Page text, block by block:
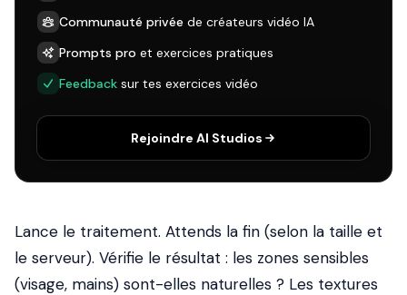
Communauté privée de créateurs vidéo IA
Prompts pro et exercices pratiques
Feedback sur tes exercices vidéo
Rejoindre AI Studios
Lance le traitement. Attends la fin (selon la taille et
le serveur). Vérifie le résultat : les zones sensibles
(visage, mains) sont-elles naturelles ? Les textures